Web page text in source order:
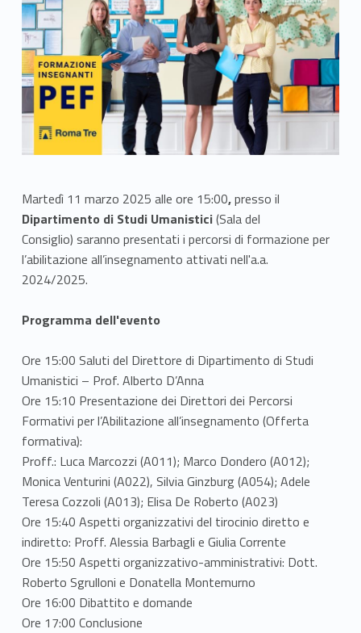
Martedì 11 marzo 2025 alle ore 15:00,presso il
Dipartimento di Studi Umanistici(Sala del
Consiglio) saranno presentati i percorsi di formazione per
l’abilitazione all’insegnamento attivati nell'a.a.
2024/2025.
Programma dell'evento
Ore 15:00 Saluti del Direttore di Dipartimento di Studi
Umanistici – Prof. Alberto D’Anna
Ore 15:10 Presentazione dei Direttori dei Percorsi
Formativi per l’Abilitazione all’insegnamento (Offerta
formativa):
Proff.: Luca Marcozzi (A011); Marco Dondero (A012);
Monica Venturini (A022), Silvia Ginzburg (A054); Adele
Teresa Cozzoli (A013); Elisa De Roberto (A023)
Ore 15:40 Aspetti organizzativi del tirocinio diretto e
indiretto: Proff. Alessia Barbagli e Giulia Corrente
Ore 15:50 Aspetti organizzativo-amministrativi: Dott.
Roberto Sgrulloni e Donatella Montemurno
Ore 16:00 Dibattito e domande
Ore 17:00 Conclusione